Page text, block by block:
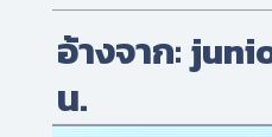
อ้างจาก:
น.